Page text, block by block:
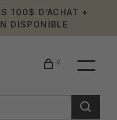
100$ D’ACHAT +
DISPONIBLE
0